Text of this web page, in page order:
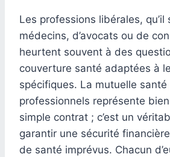
Les professions libérales, qu’il
médecins, d’avocats ou de
heurtent souvent à des
couverture santé adaptées à
spécifiques. La mutuelle santé
professionnels représente bien
simple contrat ; c’est un
garantir une sécurité
de santé imprévus. Chacun